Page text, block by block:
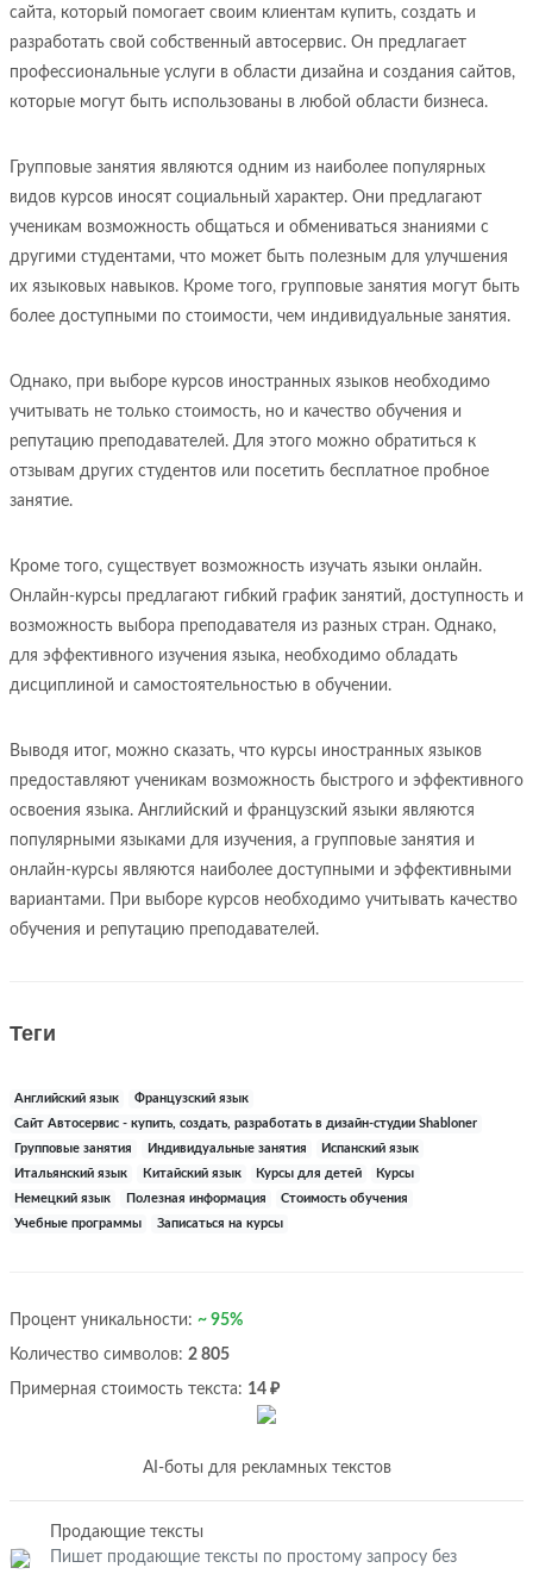
сайта, который помогает своим клиентам купить, создать и
разработать свой собственный автосервис. Он предлагает
профессиональные услуги в области дизайна и создания сайтов,
которые могут быть использованы в любой области бизнеса.
Групповые занятия являются одним из наиболее популярных
видов курсов иносят социальный характер. Они предлагают
ученикам возможность общаться и обмениваться знаниями с
другими студентами, что может быть полезным для улучшения
их языковых навыков. Кроме того, групповые занятия могут быть
более доступными по стоимости, чем индивидуальные занятия.
Однако, при выборе курсов иностранных языков необходимо
учитывать не только стоимость, но и качество обучения и
репутацию преподавателей. Для этого можно обратиться к
отзывам других студентов или посетить бесплатное пробное
занятие.
Кроме того, существует возможность изучать языки онлайн.
Онлайн-курсы предлагают гибкий график занятий, доступность и
возможность выбора преподавателя из разных стран. Однако,
для эффективного изучения языка, необходимо обладать
дисциплиной и самостоятельностью в обучении.
Выводя итог, можно сказать, что курсы иностранных языков
предоставляют ученикам возможность быстрого и эффективного
освоения языка. Английский и французский языки являются
популярными языками для изучения, а групповые занятия и
онлайн-курсы являются наиболее доступными и эффективными
вариантами. При выборе курсов необходимо учитывать качество
обучения и репутацию преподавателей.
Теги
Английский язык Французский язык
Сайт Автосервис - купить, создать, разработать в дизайн-студии Shabloner
Групповые занятия Индивидуальные занятия Испанский язык
Итальянский язык Китайский язык Курсы для детей Курсы
Немецкий язык Полезная информация Стоимость обучения
Учебные программы Записаться на курсы
Процент уникальности: ~ 95%
Количество символов: 2 805
Примерная стоимость текста: 14 ₽
AI-боты для рекламных текстов
Продающие тексты
Пишет продающие тексты по простому запросу без